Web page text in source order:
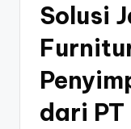
Solusi
dari PT